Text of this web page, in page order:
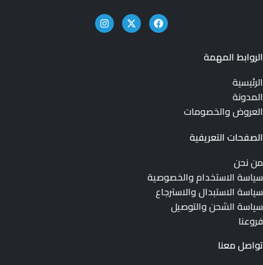
الروابط المهمة
الرئيسية
المدونة
العروض والخصومات
الصفحات التعريفية
من نحن
سياسة الاستخدام والخصوصية
سياسة الاستبدال والاسترجاع
سياسة الشحن والتوصيل
فروعنا
تواصل معنا